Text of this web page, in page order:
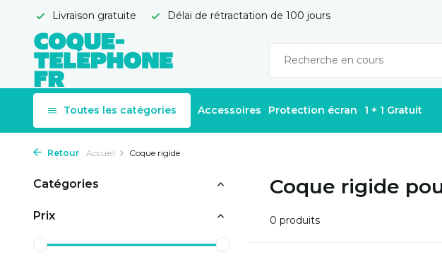
Livraison gratuite Délai de rétractation de 100 jours
Toutes les catégories Accessoires Protection écran 1 + 1 Gratuit
Retour Accueil Coque rigide
Catégories
Prix
Coque rigide
0 produits